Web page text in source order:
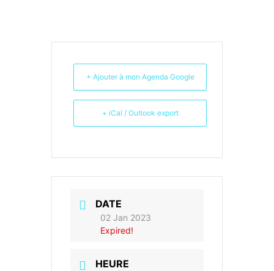
+ Ajouter à mon Agenda Google
+ iCal / Outlook export
DATE
02 Jan 2023
Expired!
HEURE